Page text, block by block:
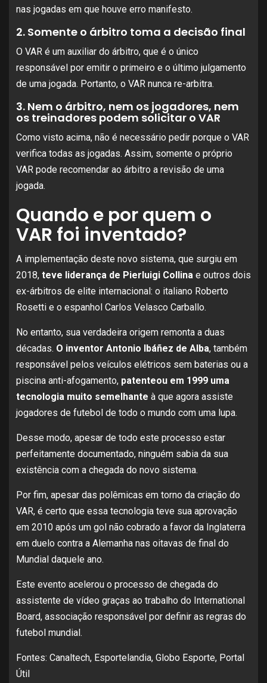
nas jogadas em que houve erro manifesto.
2. Somente o árbitro toma a decisão final
O VAR é um auxiliar do árbitro, que é o único
responsável por emitir o primeiro e o último julgamento
de uma jogada. Portanto, o VAR nunca re-arbitra.
3. Nem o árbitro, nem os jogadores, nem
os treinadores podem solicitar o VAR
Como visto acima, não é necessário pedir porque o VAR
verifica todas as jogadas. Assim, somente o próprio
VAR pode recomendar ao árbitro a revisão de uma
jogada.
Quando e por quem o
VAR foi inventado?
A implementação deste novo sistema, que surgiu em
2018, teve liderança de Pierluigi Collina e outros dois
ex-árbitros de elite internacional: o italiano Roberto
Rosetti e o espanhol Carlos Velasco Carballo.
No entanto, sua verdadeira origem remonta a duas
décadas. O inventor Antonio Ibáñez de Alba, também
responsável pelos veículos elétricos sem baterias ou a
piscina anti-afogamento, patenteou em 1999 uma
tecnologia muito semelhante à que agora assiste
jogadores de futebol de todo o mundo com uma lupa.
Desse modo, apesar de todo este processo estar
perfeitamente documentado, ninguém sabia da sua
existência com a chegada do novo sistema.
Por fim, apesar das polêmicas em torno da criação do
VAR, é certo que essa tecnologia teve sua aprovação
em 2010 após um gol não cobrado a favor da Inglaterra
em duelo contra a Alemanha nas oitavas de final do
Mundial daquele ano.
Este evento acelerou o processo de chegada do
assistente de vídeo graças ao trabalho do International
Board, associação responsável por definir as regras do
futebol mundial.
Fontes: Canaltech, Esportelandia, Globo Esporte, Portal
Útil